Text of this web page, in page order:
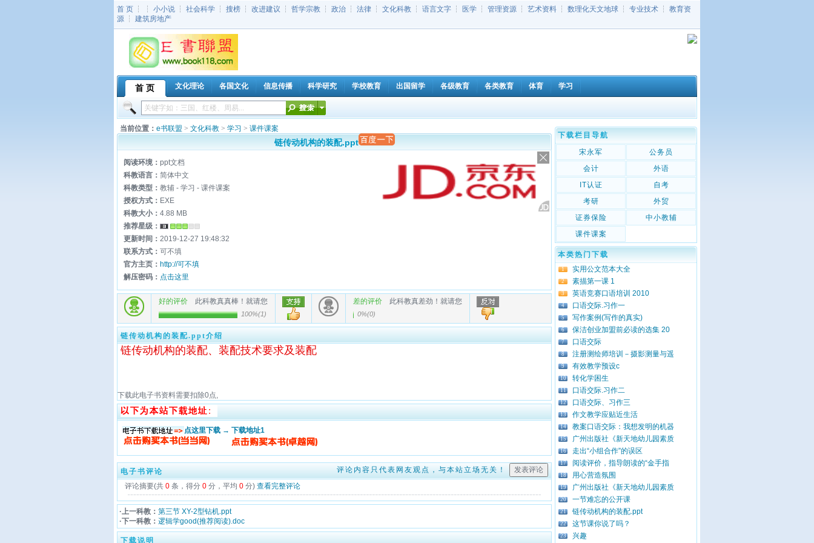
首 页 ┆ ┆ 小小说 ┆ 社会科学 ┆ 搜榜 ┆ 改进建议 ┆ 哲学宗教 ┆ 政治 ┆ 法律 ┆ 文化科教 ┆ 语言文字 ┆ 医学 ┆ 管理资源 ┆ 艺术资料 ┆ 数理化天文地球 ┆ 专业技术 ┆ 教育资
源 ┆ 建筑房地产
首 页 文化理论 各国文化 信息传播 科学研究 学校教育 出国留学 各级教育 各类教育 体育 学习
当前位置： e书联盟 > 文化科教 > 学习 > 课件课案
链传动机构的装配.ppt
阅读环境： ppt文档
科教语言： 简体中文
科教类型： 教辅 - 学习 - 课件课案
授权方式： EXE
科教大小： 4.88 MB
推荐星级：
更新时间： 2019-12-27 19:48:32
联系方式： 可不填
官方主页： http://可不填
解压密码： 点击这里
好的评价 此科教真真棒！就请您
100%(1)
差的评价 此科教真差劲！就请您
0%(0)
链传动机构的装配.ppt介绍
链传动机构的装配、装配技术要求及装配
下载此电子书资料需要扣除0点,
点这里下载 → 下载地址1
电子书评论
评论内容只代表网友观点，与本站立场无关！
评论摘要(共 0 条，得分 0 分，平均 0 分) 查看完整评论
·上一科教： 第三节 XY-2型钻机.ppt
·下一科教： 逻辑学good(推荐阅读).doc
下载说明
下载栏目导航
宋永军
公务员
会计
外语
IT认证
自考
考研
外贸
证券保险
中小教辅
课件课案
本类热门下载
1 实用公文范本大全
2 素描第一课 1
3 英语竞赛口语培训 2010
4 口语交际.习作一
5 写作案例(写作的真实)
6 保洁创业加盟前必读的选集 20
7 口语交际
8 注册测绘师培训－摄影测量与遥
9 有效教学预设c
10 转化学困生
11 口语交际.习作二
12 口语交际、习作三
13 作文教学应贴近生活
14 教案口语交际：我想发明的机器
15 广州出版社《新天地幼儿园素质
16 走出“小组合作”的误区
17 阅读评价，指导朗读的“金手指
18 用心营造氛围
19 广州出版社《新天地幼儿园素质
20 一节难忘的公开课
21 链传动机构的装配.ppt
22 这节课你说了吗？
23 兴趣